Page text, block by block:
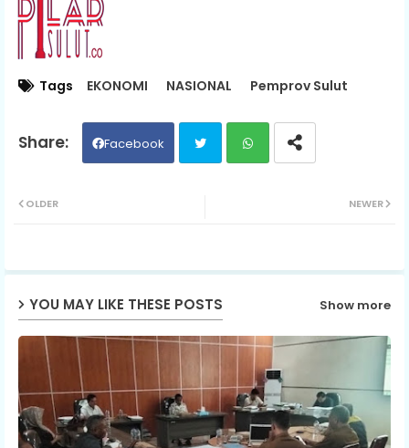
Tags EKONOMI NASIONAL Pemprov Sulut
Facebook
ap
NEWER
OLDER
YOU MAY LIKE THESE POSTS Show more